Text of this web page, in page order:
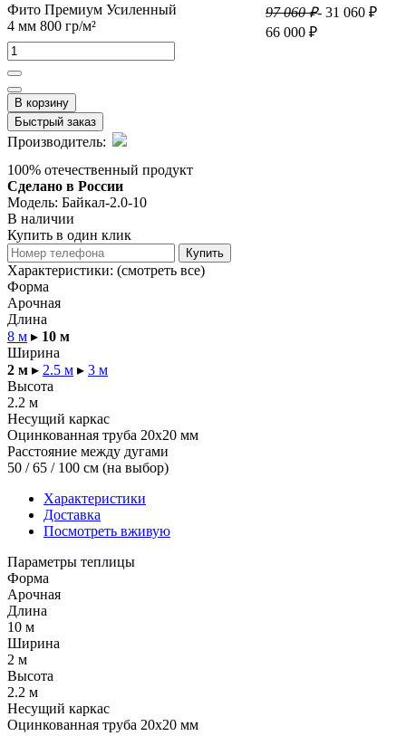
Фито Премиум Усиленный
4 мм 800 гр/м²
97 060 ₽- 31 060 ₽
66 000 ₽
В корзину
Быстрый заказ
Производитель:
100% отечественный продукт
Сделано в России
Модель: Байкал-2.0-10
В наличии
Купить в один клик
Купить
Характеристики: (смотреть все)
Форма
Арочная
Длина
8 м ▸ 10 м
Ширина
2 м ▸ 2.5 м ▸ 3 м
Высота
2.2 м
Несущий каркас
Оцинкованная труба 20x20 мм
Расстояние между дугами
50 / 65 / 100 см (на выбор)
Характеристики
Доставка
Посмотреть вживую
Параметры теплицы
Форма
Арочная
Длина
10 м
Ширина
2 м
Высота
2.2 м
Несущий каркас
Оцинкованная труба 20x20 мм